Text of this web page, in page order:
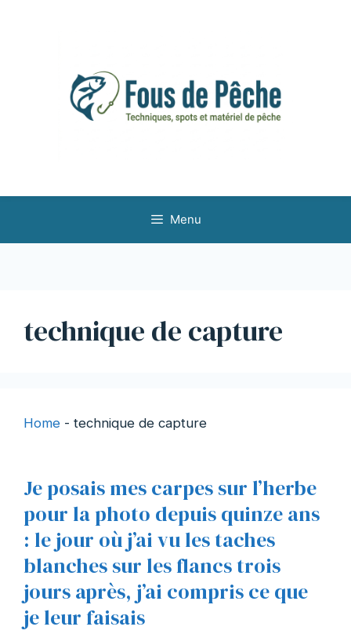
Menu
technique de capture
Home - technique de capture
Je posais mes carpes sur l’herbe
pour la photo depuis quinze ans
: le jour où j’ai vu les taches
blanches sur les flancs trois
jours après, j’ai compris ce que
je leur faisais